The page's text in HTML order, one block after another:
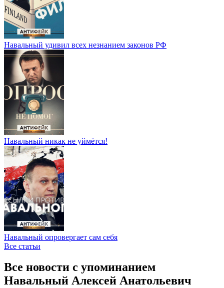
Навальный удивил всех незнанием законов РФ
Навальный никак не уймётся!
Навальный опровергает сам себя
Все статьи
Все новости с упоминанием
Навальный Алексей Анатольевич